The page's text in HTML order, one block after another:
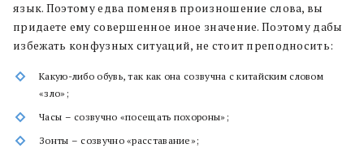
язык. Поэтому едва поменяв произношение слова, вы
придаете ему совершенное иное значение. Поэтому дабы
избежать конфузных ситуаций, не стоит преподносить:
Какую-либо обувь, так как она созвучна с китайским словом
«зло»;
Часы – созвучно «посещать похороны»;
Зонты – созвучно «расставание»;